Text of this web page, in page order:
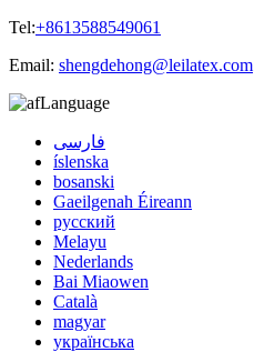
Tel:+8613588549061
Email: shengdehong@leilatex.com
Language
فارسی
íslenska
bosanski
Gaeilgenah Éireann
русский
Melayu
Nederlands
Bai Miaowen
Català
magyar
українська